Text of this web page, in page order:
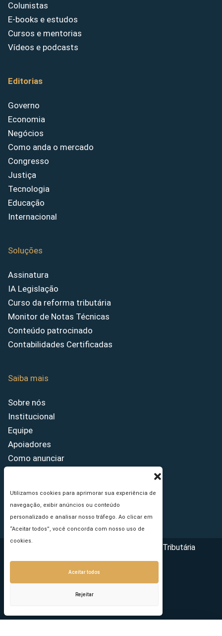
Utilizamos cookies para aprimorar sua experiência de
navegação, exibir anúncios ou conteúdo
personalizado e analisar nosso tráfego. Ao clicar em
“Aceitar todos”, você concorda com nosso uso de
cookies.
Aceitar todos
Rejeitar
Colunistas
E-books e estudos
Cursos e mentorias
Vídeos e podcasts
Editorias
Governo
Economia
Negócios
Como anda o mercado
Congresso
Justiça
Tecnologia
Educação
Internacional
Soluções
Assinatura
IA Legislação
Curso da reforma tributária
Monitor de Notas Técnicas
Conteúdo patrocinado
Contabilidades Certificadas
Saiba mais
Sobre nós
Institucional
Equipe
Apoiadores
Como anunciar
Princípios Editoriais
Copyright © 2026 - Portal da Reforma Tributária